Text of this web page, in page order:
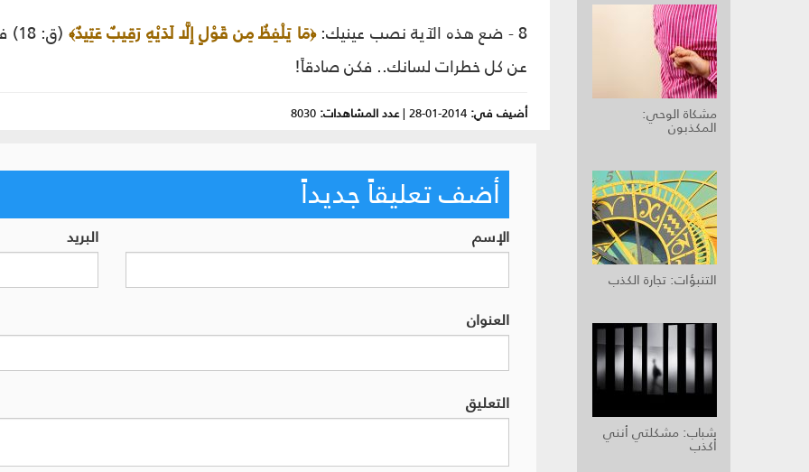
مشكاة الوحي:
المكذبون
التنبؤات: تجارة الكذب
شباب: مشكلتي أنني
أكذب
8 - ضع هذه الآية نصب عينيك: ﴿مَا يَلْفِظُ مِن قَوْلٍ إِلَّا لَدَيْهِ رَقِيبٌ عَتِيدٌ﴾
عن كل خطرات لسانك.. فكن صادقاً!
أضيف في: 2014-01-28
|عدد المشاهدات: 8030
أضف تعليقاً جديداً
الإسم البريد
العنوان
التعليق